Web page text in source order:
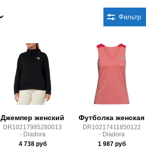
Фильтр
Джемпер женский
DR10217985280013
- Diadora
4 738руб
Футболка женская
DR10217411850122
- Diadora
1 987руб